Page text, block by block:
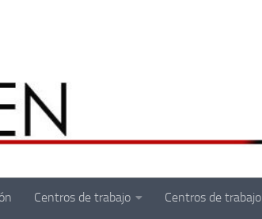
Centros de trabajo Centros de trabajo